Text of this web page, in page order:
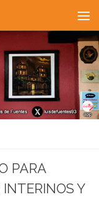
PARA
Y